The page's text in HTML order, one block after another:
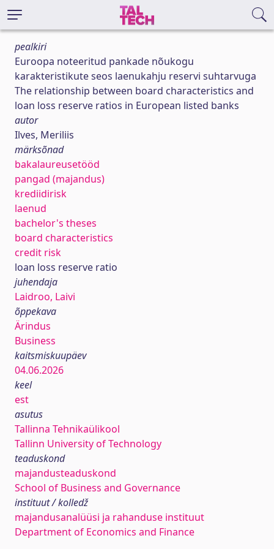
pealkiri
Euroopa noteeritud pankade nõukogu
karakteristikute seos laenukahju reservi suhtarvuga
The relationship between board characteristics and
loan loss reserve ratios in European listed banks
autor
Ilves, Meriliis
märksõnad
bakalaureusetööd
pangad (majandus)
krediidirisk
laenud
bachelor's theses
board characteristics
credit risk
loan loss reserve ratio
juhendaja
Laidroo, Laivi
õppekava
Ärindus
Business
kaitsmiskuupäev
04.06.2026
keel
est
asutus
Tallinna Tehnikaülikool
Tallinn University of Technology
teaduskond
majandusteaduskond
School of Business and Governance
instituut / kolledž
majandusanalüüsi ja rahanduse instituut
Department of Economics and Finance